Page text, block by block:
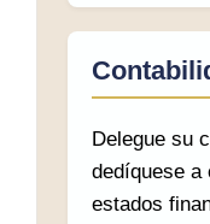
Delegue su
dedíquese a
estados